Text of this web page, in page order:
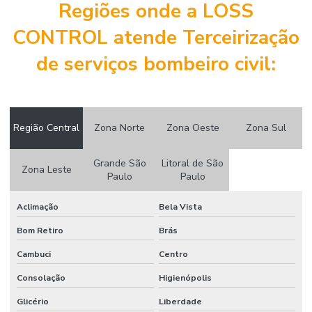
Certificação samtrac internacional mineração
Certificado nebosh
Coaching para líderes de segurança
Consultoria esocial
Consultoria pcmat
Consultoria pcmso
Consultoria ppp
Consultoria ppra
Regiões onde a LOSS
CONTROL atende Terceirização
de serviços bombeiro civil:
Região Central Zona Norte Zona Oeste Zona Sul
Zona Leste
Grande São
Paulo
Litoral de São
Paulo
Aclimação Bela Vista
Bom Retiro Brás
Cambuci Centro
Consolação Higienópolis
Glicério Liberdade